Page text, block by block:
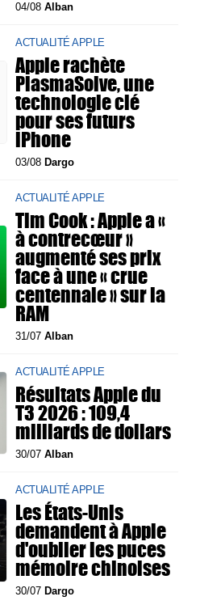
04/08Alban
ACTUALITÉ APPLE
Apple rachète
PlasmaSolve, une
technologie clé
pour ses futurs
iPhone
03/08 Dargo
ACTUALITÉ APPLE
Tim Cook : Apple a «
à contrecœur »
augmenté ses prix
face à une « crue
centennale » sur la
RAM
31/07Alban
ACTUALITÉ APPLE
Résultats Apple du
T3 2026 : 109,4
milliards de dollars
30/07Alban
ACTUALITÉ APPLE
Les États-Unis
demandent à Apple
d'oublier les puces
mémoire chinoises
30/07 Dargo